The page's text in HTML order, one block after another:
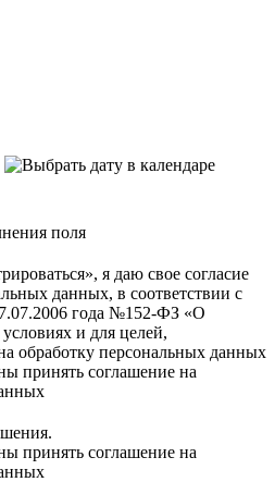
поля
я даю свое согласие
данных, в соответствии с
года №152-ФЗ «О
и для целей,
обработку персональных данных
принять соглашение на
принять соглашение на